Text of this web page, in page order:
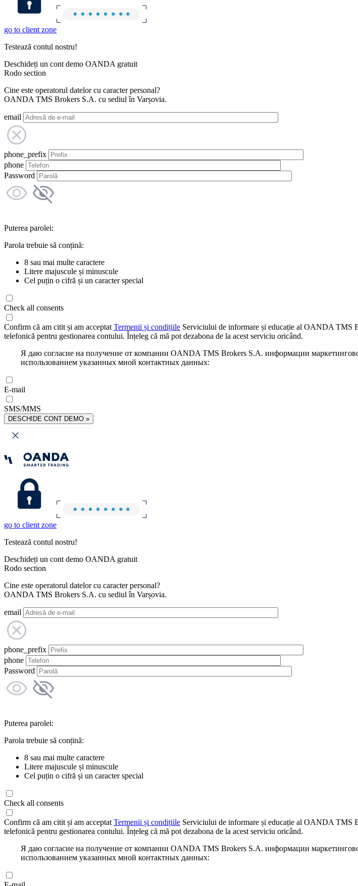
go to client zone
Testează contul nostru!
Deschideți un cont demo OANDA gratuit
Rodo section
Cine este operatorul datelor cu caracter personal?
OANDA TMS Brokers S.A. cu sediul în Varșovia.
email
phone_prefix
phone
Password
Puterea parolei:
Parola trebuie să conțină:
8 sau mai multe caractere
Litere majuscule și minuscule
Cel puțin o cifră și un caracter special
Check all consents
Confirm că am citit și am acceptat Termenii și condițiile Serviciului de informare și educație al OANDA TMS
telefonică pentru gestionarea contului. Înțeleg că mă pot dezabona de la acest serviciu oricând.
Я даю согласие на получение от компании OANDA TMS Brokers S.A. информации
использованием указанных мной контактных данных:
E-mail
SMS/MMS
DESCHIDE CONT DEMO »
go to client zone
Testează contul nostru!
Deschideți un cont demo OANDA gratuit
Rodo section
Cine este operatorul datelor cu caracter personal?
OANDA TMS Brokers S.A. cu sediul în Varșovia.
email
phone_prefix
phone
Password
Puterea parolei:
Parola trebuie să conțină:
8 sau mai multe caractere
Litere majuscule și minuscule
Cel puțin o cifră și un caracter special
Check all consents
Confirm că am citit și am acceptat Termenii și condițiile Serviciului de informare și educație al OANDA TMS
telefonică pentru gestionarea contului. Înțeleg că mă pot dezabona de la acest serviciu oricând.
Я даю согласие на получение от компании OANDA TMS Brokers S.A. информации
использованием указанных мной контактных данных: